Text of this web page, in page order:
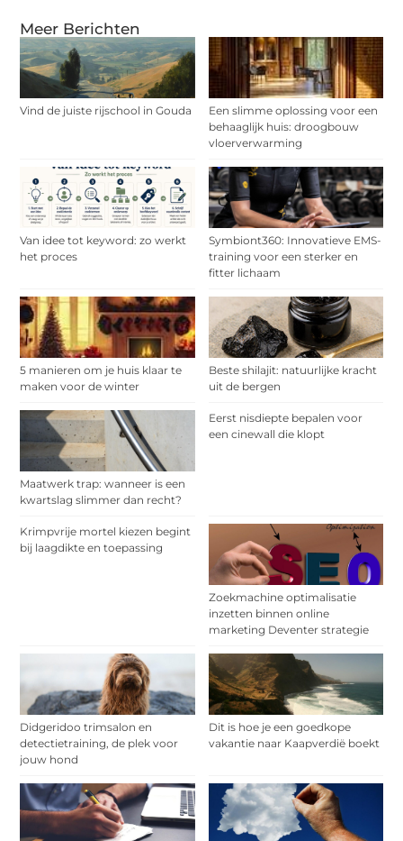
Meer Berichten
Vind de juiste rijschool in Gouda
Een slimme oplossing voor een
behaaglijk huis: droogbouw
vloerverwarming
Van idee tot keyword: zo werkt
het proces
Symbiont360: Innovatieve EMS-
training voor een sterker en
fitter lichaam
5 manieren om je huis klaar te
maken voor de winter
Beste shilajit: natuurlijke kracht
uit de bergen
Maatwerk trap: wanneer is een
kwartslag slimmer dan recht?
Eerst nisdiepte bepalen voor
een cinewall die klopt
Krimpvrije mortel kiezen begint
bij laagdikte en toepassing
Zoekmachine optimalisatie
inzetten binnen online
marketing Deventer strategie
Didgeridoo trimsalon en
detectietraining, de plek voor
jouw hond
Dit is hoe je een goedkope
vakantie naar Kaapverdië boekt